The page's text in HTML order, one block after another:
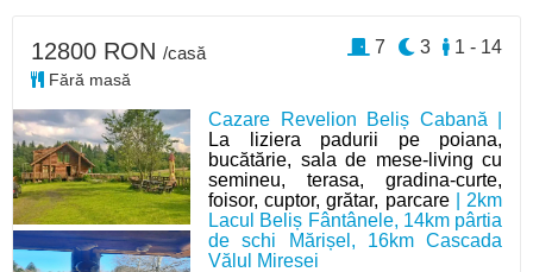
Cazare Revelion Beliș Cabană |
La liziera padurii pe poiana,
bucătărie, sala de mese-living cu
semineu, terasa, gradina-curte,
foisor, cuptor, grătar, parcare| 2km
Lacul Beliș Fântânele, 14km pârtia
de schi Mărișel, 16km Cascada
Vălul Miresei
12800 RON /casă
Fără masă
1 - 14
3
7